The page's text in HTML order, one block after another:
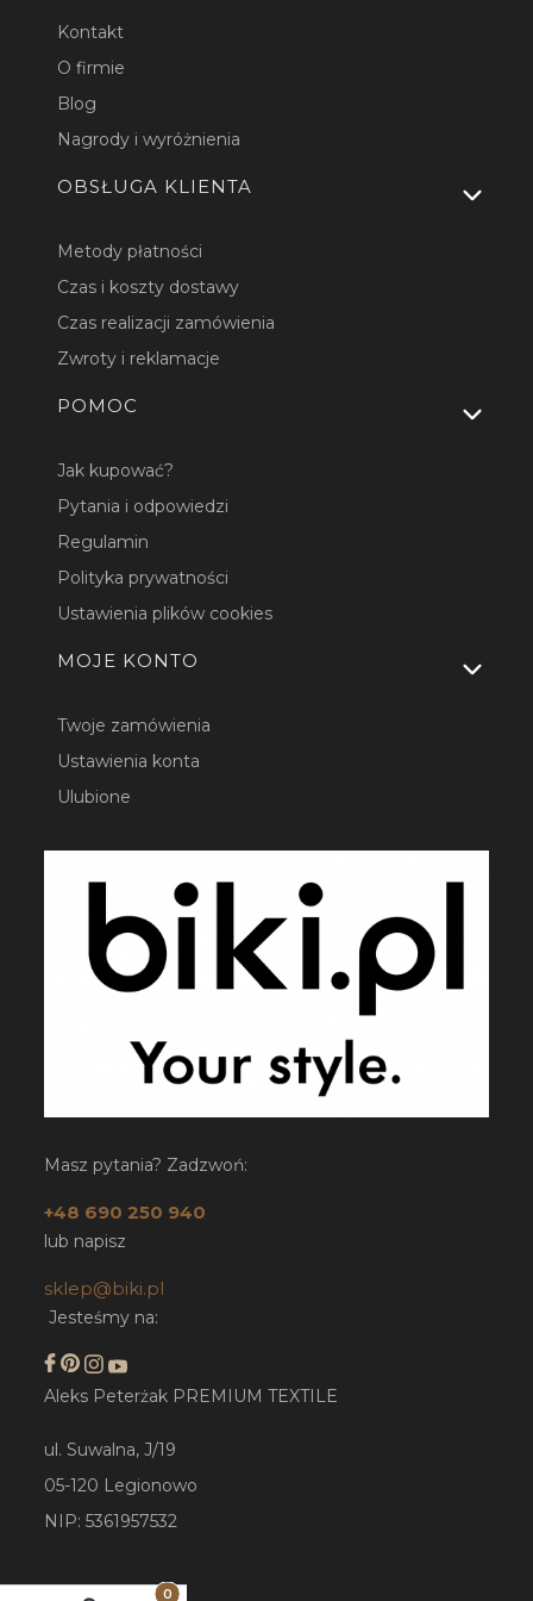
Kontakt
O firmie
Blog
Nagrody i wyróżnienia
OBSŁUGA KLIENTA
Metody płatności
Czas i koszty dostawy
Czas realizacji zamówienia
Zwroty i reklamacje
POMOC
Jak kupować?
Pytania i odpowiedzi
Regulamin
Polityka prywatności
Ustawienia plików cookies
MOJE KONTO
Twoje zamówienia
Ustawienia konta
Ulubione
Masz pytania? Zadzwoń:
+48 690 250 940
lub napisz
sklep@biki.pl
Jesteśmy na:
Aleks Peterżak PREMIUM TEXTILE
ul. Suwalna, J/19
05-120 Legionowo
NIP: 5361957532